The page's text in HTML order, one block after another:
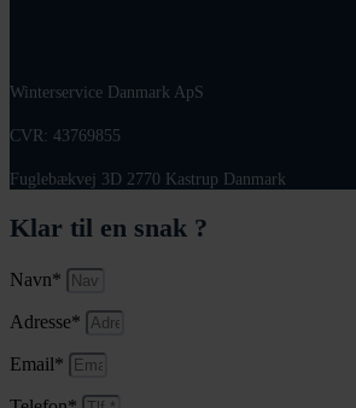
Winterservice Danmark ApS
CVR: 43769855
Fuglebækvej 3D 2770 Kastrup Danmark
Klar til en snak ?
Navn*
Adresse*
Email*